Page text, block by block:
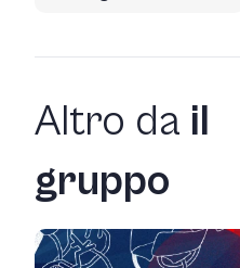
Altro da il
gruppo